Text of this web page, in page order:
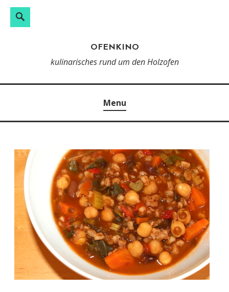
Search
OFENKINO
kulinarisches rund um den Holzofen
Menu